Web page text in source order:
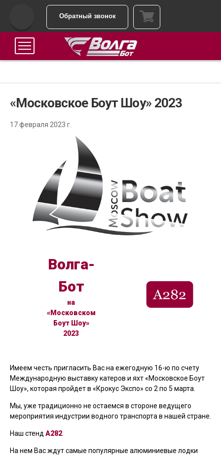
Обратный звонок
«Московское Боут Шоу» 2023
17 февраля 2023 г.
Волга-
Бот
на
«Московском
Боут Шоу»
2023
Имеем честь пригласить Вас на ежегодную 16-ю по счету
Международную выставку катеров и яхт «Московское Боут
Шоу», которая пройдет в «Крокус Экспо» со 2 по 5 марта.
Мы, уже традиционно не остаемся в стороне ведущего
мероприятия индустрии водного транспорта в нашей стране.
Наш стенд А282
На нем Вас ждут самые популярные алюминиевые лодки